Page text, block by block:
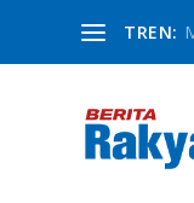
TREN: